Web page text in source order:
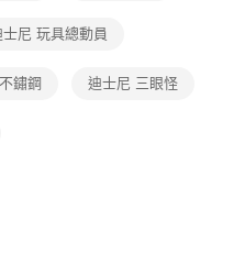
服務，並由商店將買賣／分期付款
灣大哥大進項蒐集、處理及利用，
簡訊中的連結，可透過四大超商／
單仍視為有效，需透過AFTEE先享
」之結帳頁面顯示為準，若有關於
運費
士尼 玩具總動員
鏽鋼 迪士尼 三眼怪